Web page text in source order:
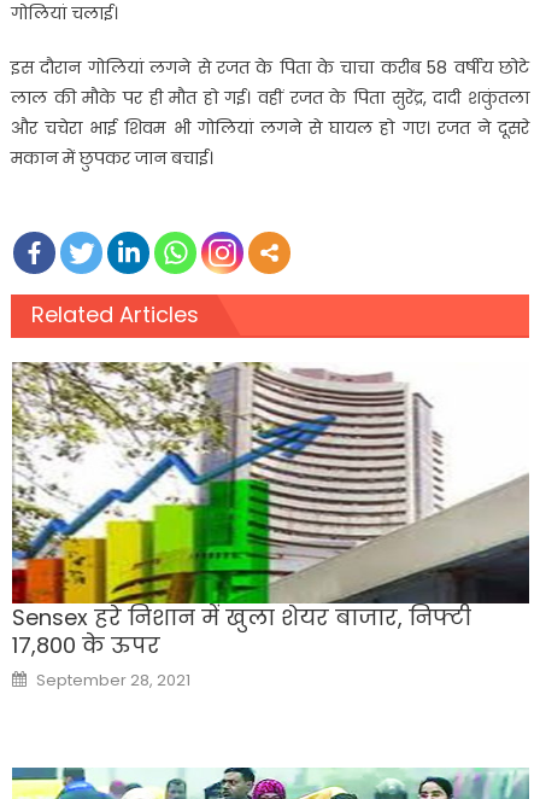
गोलियां चलाई।
इस दौरान गोलियां लगने से रजत के पिता के चाचा करीब 58 वर्षीय छोटे
लाल की मौके पर ही मौत हो गई। वहीं रजत के पिता सुरेंद्र, दादी शकुंतला
और चचेरा भाई शिवम भी गोलियां लगने से घायल हो गए। रजत ने दूसरे
मकान में छुपकर जान बचाई।
Related Articles
Sensex हरे निशान में खुला शेयर बाजार, निफ्टी
17,800 के ऊपर
Posted
on
September 28, 2021